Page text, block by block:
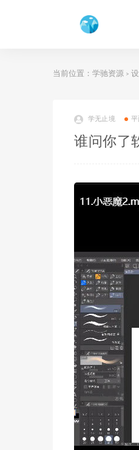
当前位置： 学驰资源 >
学无止境 平
谁问你了